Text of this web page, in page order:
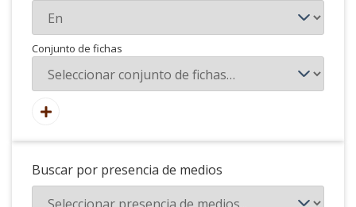
Conjunto de fichas
Buscar por presencia de medios